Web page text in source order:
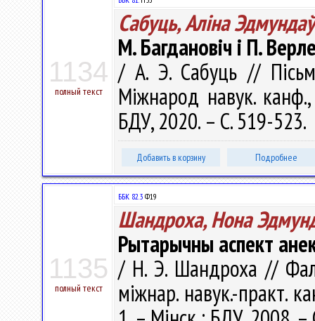
1134
полный текст
Сабуць, Аліна
М. Багдановіч і П.
/ А. Э. Сабуць //
Міжнарод навук.
БДУ, 2020. – С. 519-523.
Добавить в корзину Подробнее
1135
полный текст
ББК 82.3 Ф19
Шандроха, Нона
Рытарычны аспект
/ Н. Э. Шандроха //
міжнар. навук.-практ.